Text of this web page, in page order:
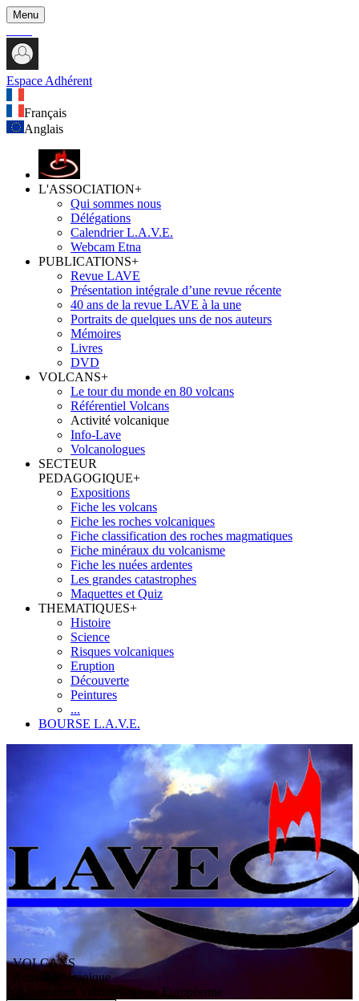
Menu
Espace Adhérent
Français
Anglais
L'ASSOCIATION+
Qui sommes nous
Délégations
Calendrier L.A.V.E.
Webcam Etna
PUBLICATIONS+
Revue LAVE
Présentation intégrale d’une revue récente
40 ans de la revue LAVE à la une
Portraits de quelques uns de nos auteurs
Mémoires
Livres
DVD
VOLCANS+
Le tour du monde en 80 volcans
Référentiel Volcans
Activité volcanique
Info-Lave
Volcanologues
SECTEUR
PEDAGOGIQUE+
Expositions
Fiche les volcans
Fiche les roches volcaniques
Fiche classification des roches magmatiques
Fiche minéraux du volcanisme
Fiche les nuées ardentes
Les grandes catastrophes
Maquettes et Quiz
THEMATIQUES+
Histoire
Science
Risques volcaniques
Eruption
Découverte
Peintures
...
BOURSE L.A.V.E.
VOLCANS
/ Activité volcanique
ssociation V olcanologiqueEuropéenne